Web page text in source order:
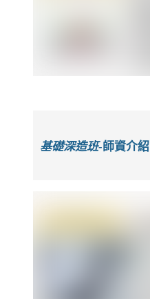
基礎深造班-師資介紹